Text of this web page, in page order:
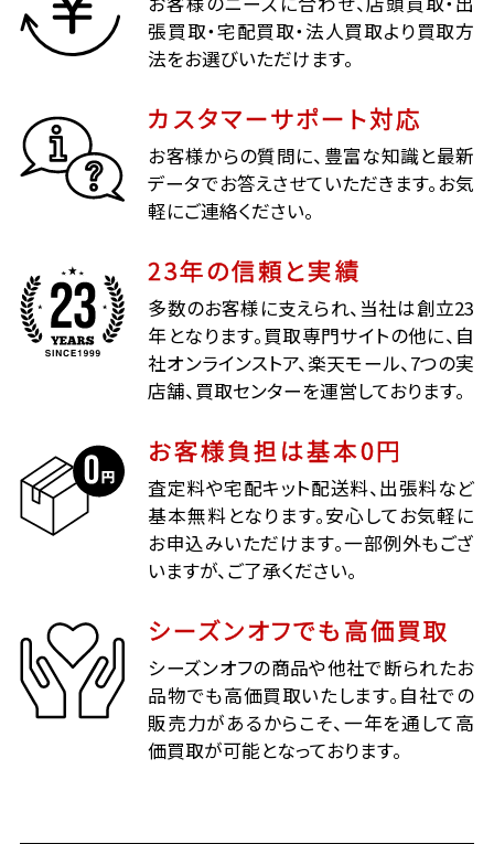
張買取・宅配買取・法人買取より買取方
法をお選びいただけます。
カスタマーサポート対応
お客様からの質問に、豊富な知識と最新
データでお答えさせていただきます。お気
軽にご連絡ください。
23年の信頼と実績
多数のお客様に支えられ、当社は創立23
年となります。買取専門サイトの他に、自
社オンラインストア、楽天モール、7つの実
店舗、買取センターを運営しております。
お客様負担は基本0円
査定料や宅配キット配送料、出張料など
基本無料となります。安心してお気軽に
お申込みいただけます。一部例外もござ
いますが、ご了承ください。
シーズンオフでも高価買取
シーズンオフの商品や他社で断られたお
品物でも高価買取いたします。自社での
販売力があるからこそ、一年を通して高
価買取が可能となっております。